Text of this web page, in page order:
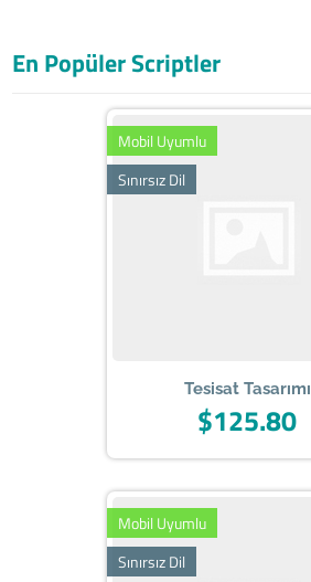
En Popüler Scriptler
Mobil Uyumlu
Sınırsız Dil
Tesisat Tasarımı
$125.80
Mobil Uyumlu
Sınırsız Dil